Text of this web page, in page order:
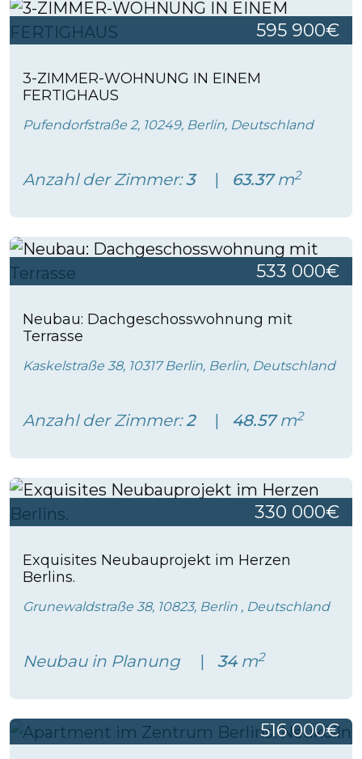
595 900€
3-ZIMMER-WOHNUNG IN EINEM
FERTIGHAUS
Pufendorfstraße 2, 10249, Berlin, Deutschland
Anzahl der Zimmer:3 63.37m2
533 000€
Neubau: Dachgeschosswohnung mit
Terrasse
Kaskelstraße 38, 10317 Berlin, Berlin, Deutschland
Anzahl der Zimmer:2 48.57m2
330 000€
Exquisites Neubauprojekt im Herzen
Berlins.
Grunewaldstraße 38, 10823, Berlin , Deutschland
Neubau in Planung 34m2
516 000€